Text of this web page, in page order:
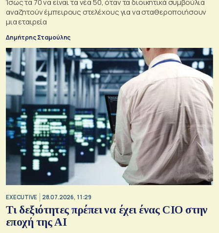
Ίσως τα 70 να είναι τα νέα 50, όταν τα διοικητικά συμβούλια
αναζητούν έμπειρους στελέχους για να σταθεροποιήσουν
μια εταιρεία
Δημήτρης Σταμούλης
EXECUTIVE 28.07.2026, 11:29
Τι δεξιότητες πρέπει να έχει ένας CIO στην
εποχή της AI